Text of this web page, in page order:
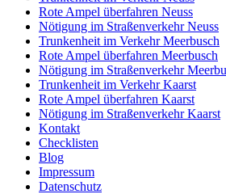
Rote Ampel überfahren Neuss
Nötigung im Straßenverkehr Neuss
Trunkenheit im Verkehr Meerbusch
Rote Ampel überfahren Meerbusch
Nötigung im Straßenverkehr
Trunkenheit im Verkehr Kaarst
Rote Ampel überfahren Kaarst
Nötigung im Straßenverkehr Kaarst
Kontakt
Checklisten
Blog
Impressum
Datenschutz